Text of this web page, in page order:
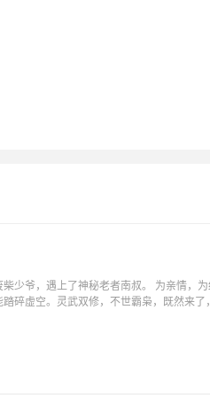
少爷，遇上了神秘老者南叔。 为亲情，
碎虚空。灵武双修，不世霸枭，既然来了